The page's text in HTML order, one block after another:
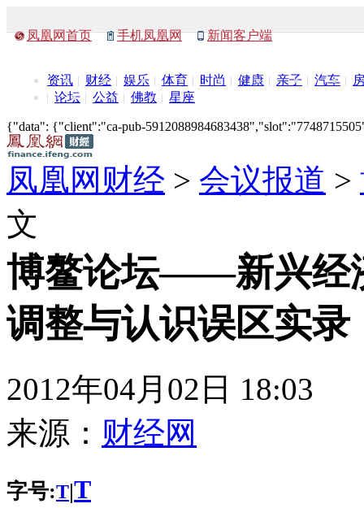
凤凰网首页 手机凤凰网 新闻客户端
资讯 财经 娱乐 体育 时尚 健康 亲子 汽车
论坛
公益 佛教 星座
{"data": {"client":"ca-pub-
凤凰网财经 > 会议报道 >
文
博鳌论坛——新兴经
调整与认识误区实录
2012年04月02日 18:03
来源： 财经网
字号:T|T